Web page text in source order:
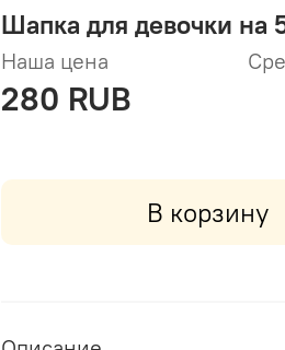
Шапка для девочки на
Наша цена
280 RUB
В корзину